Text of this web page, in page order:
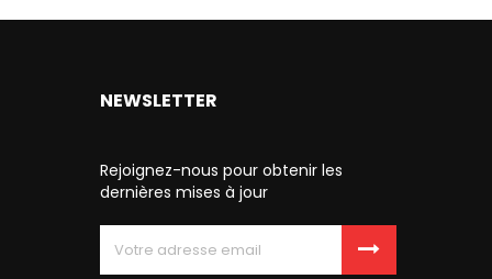
NEWSLETTER
Rejoignez-nous pour obtenir les
dernières mises à jour